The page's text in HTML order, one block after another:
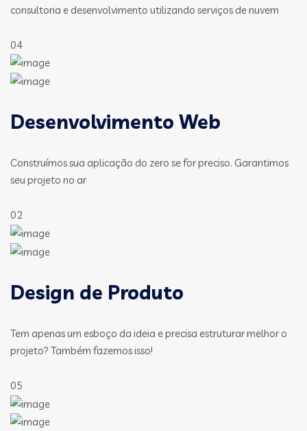
consultoria e desenvolvimento utilizando serviços de nuvem
04
Desenvolvimento Web
Construímos sua aplicação do zero se for preciso. Garantimos
seu projeto no ar
02
Design de Produto
Tem apenas um esboço da ideia e precisa estruturar melhor o
projeto? Também fazemos isso!
05